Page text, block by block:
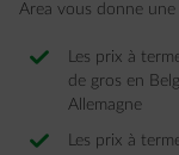
Area vous donne
Les prix à
de gros en
Allemagne
Les prix à